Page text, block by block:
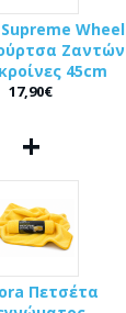
Wheel
Ζαντών
45cm
17,90€
+
Πετσέτα